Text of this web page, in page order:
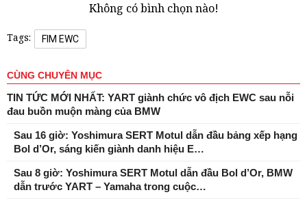
Không có bình chọn nào!
Tags: FIM EWC
CÙNG CHUYÊN MỤC
TIN TỨC MỚI NHẤT: YART giành chức vô địch EWC sau nỗi
đau buồn muộn màng của BMW
Sau 16 giờ: Yoshimura SERT Motul dẫn đầu bảng xếp hạng
Bol d’Or, sáng kiến ​​giành danh hiệu E…
Sau 8 giờ: Yoshimura SERT Motul dẫn đầu Bol d’Or, BMW
dẫn trước YART – Yamaha trong cuộc…